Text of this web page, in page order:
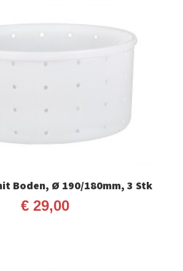
Boden, Ø 190/180mm, 3 Stk
€ 29,00